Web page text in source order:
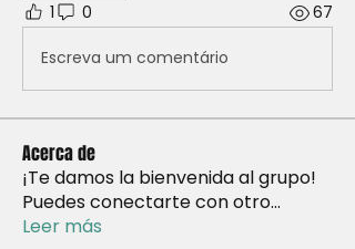
1 0 67
Escreva um comentário
Acerca de
¡Te damos la bienvenida al grupo!
Puedes conectarte con otro...
Leer más